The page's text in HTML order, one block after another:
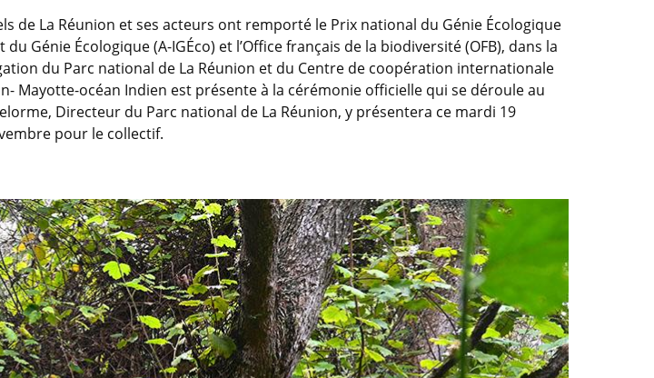
La Réunion et ses acteurs ont remporté le Prix national du Génie Écologique
Génie Écologique (A-IGÉco) et l’Office français de la biodiversité (OFB), dans la
du Parc national de La Réunion et du Centre de coopération internationale
Mayotte-océan Indien est présente à la cérémonie officielle qui se déroule au
Directeur du Parc national de La Réunion, y présentera ce mardi 19
pour le collectif.